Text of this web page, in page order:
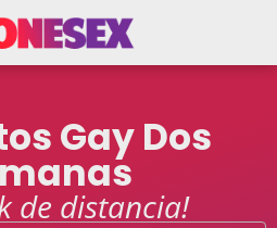
Gay Dos
de distancia!